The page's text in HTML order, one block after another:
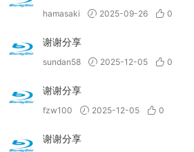
hamasaki 2025-09-26 0
谢谢分享
sundan58 2025-12-05 0
谢谢分享
fzw100 2025-12-05 0
谢谢分享